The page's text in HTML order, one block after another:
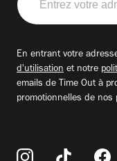
votre
adresse
En entrant votre
d'utilisation et notre
emails de Time Out à
promotionnelles de nos